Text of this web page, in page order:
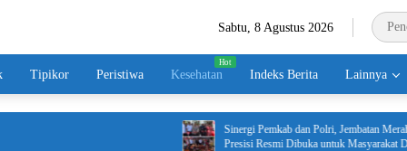
Sabtu, 8 Agustus 2026
Tipikor Peristiwa Kesehatan Indeks Berita Lainnya
Sinergi Pemkab dan Polri, Jembatan Merah Putih
Presisi Resmi Dibuka untuk Masyarakat Desa